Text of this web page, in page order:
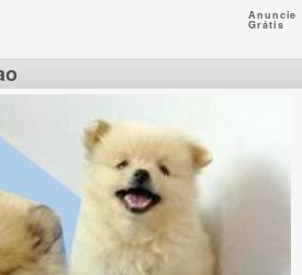
Anuncie
Grátis